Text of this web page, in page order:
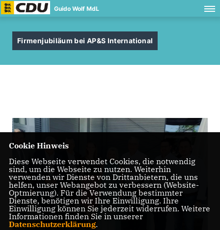
Guido Wolf MdL
Firmenjubiläum bei AP&S International
Cookie Hinweis
Diese Webseite verwendet Cookies, die notwendig
sind, um die Webseite zu nutzen. Weiterhin
verwenden wir Dienste von Drittanbietern, die uns
helfen, unser Webangebot zu verbessern (Website-
Optmierung). Für die Verwendung bestimmter
Dienste, benötigen wir Ihre Einwilligung. Ihre
Einwilligung können Sie jederzeit widerrufen. Weitere
Informationen finden Sie in unserer
Datenschutzerklärung.